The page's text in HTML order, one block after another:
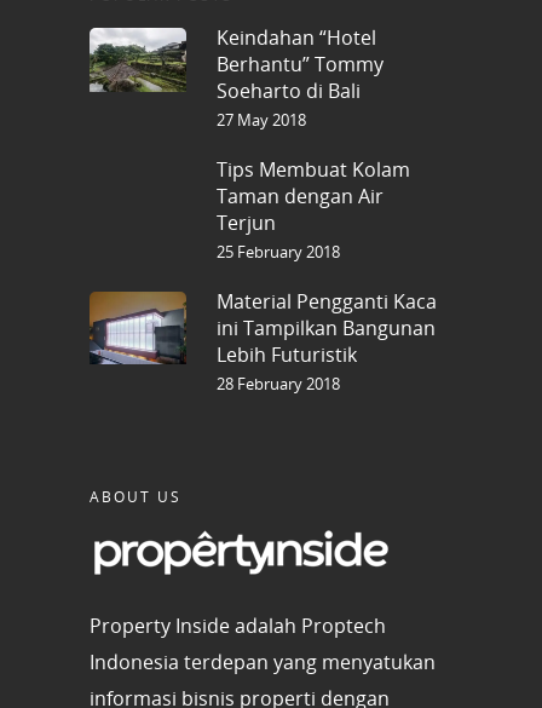
Keindahan “Hotel
Berhantu” Tommy
Soeharto di Bali
27 May 2018
Tips Membuat Kolam
Taman dengan Air
Terjun
25 February 2018
Material Pengganti Kaca
ini Tampilkan Bangunan
Lebih Futuristik
28 February 2018
ABOUT US
Property Inside adalah Proptech
Indonesia terdepan yang menyatukan
informasi bisnis properti dengan